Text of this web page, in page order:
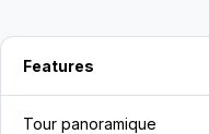
Features
Tour panoramique